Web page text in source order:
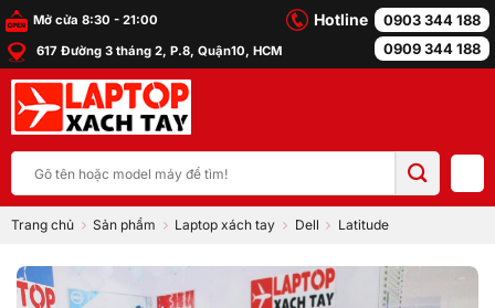
Bỏ
qua
nội
dung
Mở cửa 8:30 - 21:00
617 Đường 3 tháng 2, P.8, Quận10, HCM
Hotline
0903 344 188
0909 344 188
kiếm:
Trang chủ Sản phẩm Laptop xách tay Dell Latitude